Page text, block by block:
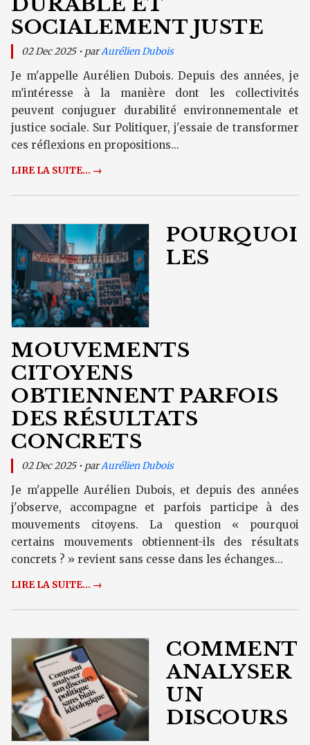
SOCIALEMENT JUSTE
02 Dec 2025 • parAurélien Dubois
Je m'appelle Aurélien Dubois. Depuis des années, je
m'intéresse à la manière dont les collectivités
peuvent conjuguer durabilité environnementale et
justice sociale. Sur Politiquer, j'essaie de transformer
ces réflexions en propositions...
LIRE LA SUITE... →
POURQUOI
LES
MOUVEMENTS
CITOYENS
OBTIENNENT PARFOIS
DES RÉSULTATS
CONCRETS
02 Dec 2025 • parAurélien Dubois
Je m'appelle Aurélien Dubois, et depuis des années
j'observe, accompagne et parfois participe à des
mouvements citoyens. La question « pourquoi
certains mouvements obtiennent-ils des résultats
concrets ? » revient sans cesse dans les échanges...
LIRE LA SUITE... →
COMMENT
ANALYSER
UN
DISCOURS